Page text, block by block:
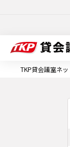
TKP貸会議室ネッ